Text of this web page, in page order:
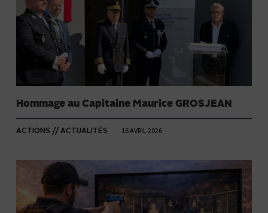
Hommage au Capitaine Maurice GROSJEAN
ACTIONS // ACTUALITÉS 16 AVRIL 2026